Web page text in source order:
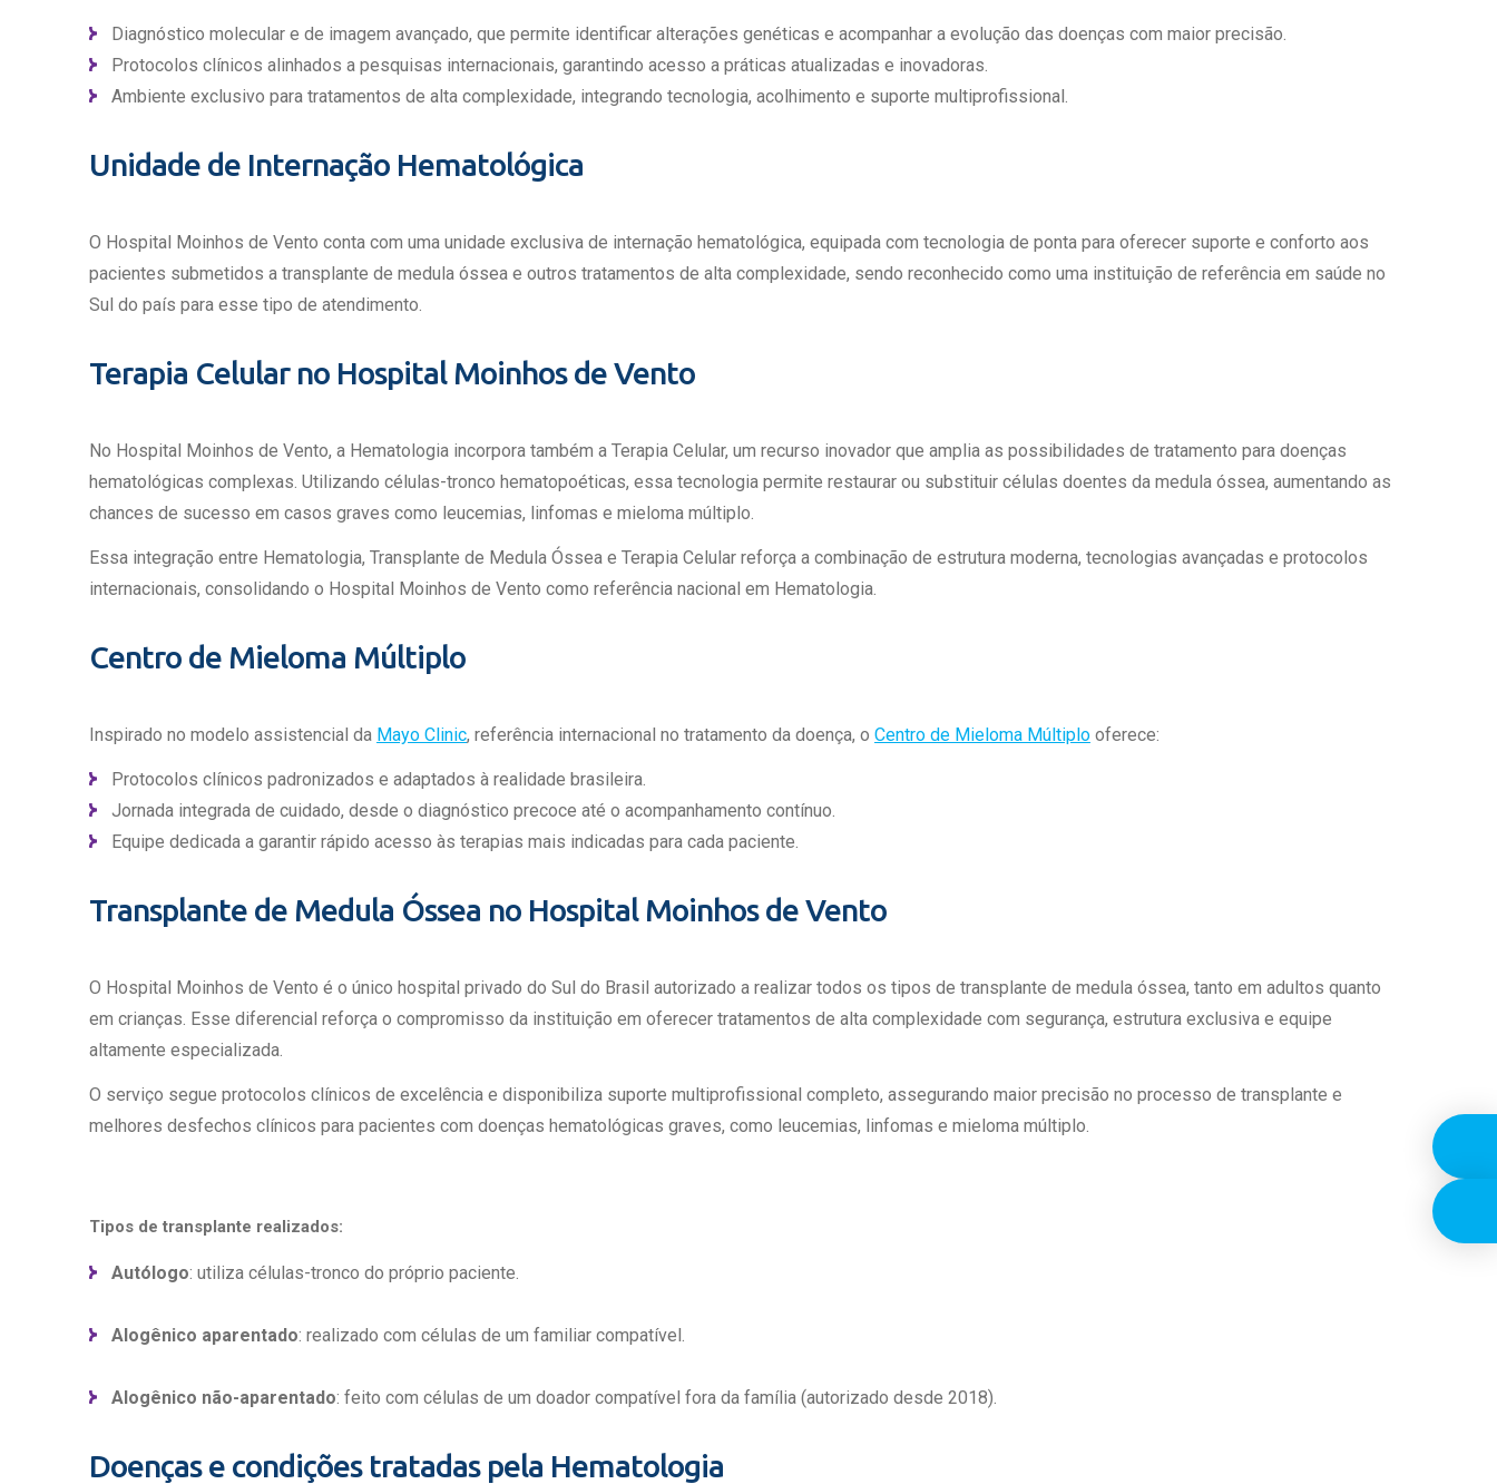
Diagnóstico molecular e de imagem avançado, que permite identificar alterações genéticas e acompanhar a evolução das doenças com maior precisão.
Protocolos clínicos alinhados a pesquisas internacionais, garantindo acesso a práticas atualizadas e inovadoras.
Ambiente exclusivo para tratamentos de alta complexidade, integrando tecnologia, acolhimento e suporte multiprofissional.
Unidade de Internação Hematológica
O Hospital Moinhos de Vento conta com uma unidade exclusiva de internação hematológica, equipada com tecnologia de ponta para oferecer suporte e conforto aos
pacientes submetidos a transplante de medula óssea e outros tratamentos de alta complexidade, sendo reconhecido como uma instituição de referência em saúde no
Sul do país para esse tipo de atendimento.
Terapia Celular no Hospital Moinhos de Vento
No Hospital Moinhos de Vento, a Hematologia incorpora também a Terapia Celular, um recurso inovador que amplia as possibilidades de tratamento para doenças
hematológicas complexas. Utilizando células-tronco hematopoéticas, essa tecnologia permite restaurar ou substituir células doentes da medula óssea, aumentando as
chances de sucesso em casos graves como leucemias, linfomas e mieloma múltiplo.
Essa integração entre Hematologia, Transplante de Medula Óssea e Terapia Celular reforça a combinação de estrutura moderna, tecnologias avançadas e protocolos
internacionais, consolidando o Hospital Moinhos de Vento como referência nacional em Hematologia.
Centro de Mieloma Múltiplo
Inspirado no modelo assistencial da Mayo Clinic, referência internacional no tratamento da doença, o Centro de Mieloma Múltiplo oferece:
Protocolos clínicos padronizados e adaptados à realidade brasileira.
Jornada integrada de cuidado, desde o diagnóstico precoce até o acompanhamento contínuo.
Equipe dedicada a garantir rápido acesso às terapias mais indicadas para cada paciente.
Transplante de Medula Óssea no Hospital Moinhos de Vento
O Hospital Moinhos de Vento é o único hospital privado do Sul do Brasil autorizado a realizar todos os tipos de transplante de medula óssea, tanto em adultos quanto
em crianças. Esse diferencial reforça o compromisso da instituição em oferecer tratamentos de alta complexidade com segurança, estrutura exclusiva e equipe
altamente especializada.
O serviço segue protocolos clínicos de excelência e disponibiliza suporte multiprofissional completo, assegurando maior precisão no processo de transplante e
melhores desfechos clínicos para pacientes com doenças hematológicas graves, como leucemias, linfomas e mieloma múltiplo.
Tipos de transplante realizados:
Autólogo: utiliza células-tronco do próprio paciente.
Alogênico aparentado: realizado com células de um familiar compatível.
Alogênico não-aparentado: feito com células de um doador compatível fora da família (autorizado desde 2018).
Doenças e condições tratadas pela Hematologia